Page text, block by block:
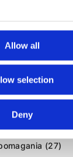
Allow all
selection
Deny
wspomaganiem
(27)